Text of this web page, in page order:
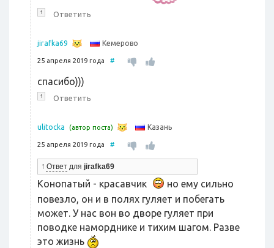
↑ Ответить
jirafka69 Кемерово
25 апреля 2019 года #
спасибо)))
↑ Ответить
ulitocka (автор поста) Казань
25 апреля 2019 года #
↑ Ответ для jirafka69
Конопатый - красавчик
но ему сильно
повезло, он и в полях гуляет и побегать
может. У нас вон во дворе гуляет при
поводке наморднике и тихим шагом. Разве
это жизнь